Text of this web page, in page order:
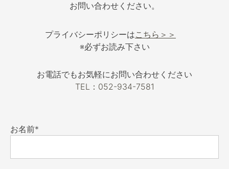
お問い合わせください。
プライバシーポリシーはこちら＞＞
※必ずお読み下さい
お電話でもお気軽にお問い合わせください
TEL：052-934-7581
お名前*